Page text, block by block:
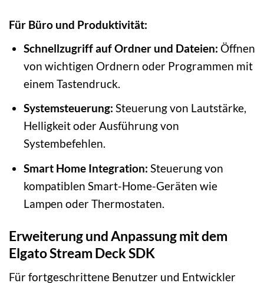
Für Büro und Produktivität:
Schnellzugriff auf Ordner und Dateien: Öffnen
von wichtigen Ordnern oder Programmen mit
einem Tastendruck.
Systemsteuerung: Steuerung von Lautstärke,
Helligkeit oder Ausführung von
Systembefehlen.
Smart Home Integration: Steuerung von
kompatiblen Smart-Home-Geräten wie
Lampen oder Thermostaten.
Erweiterung und Anpassung mit dem
Elgato Stream Deck SDK
Für fortgeschrittene Benutzer und Entwickler